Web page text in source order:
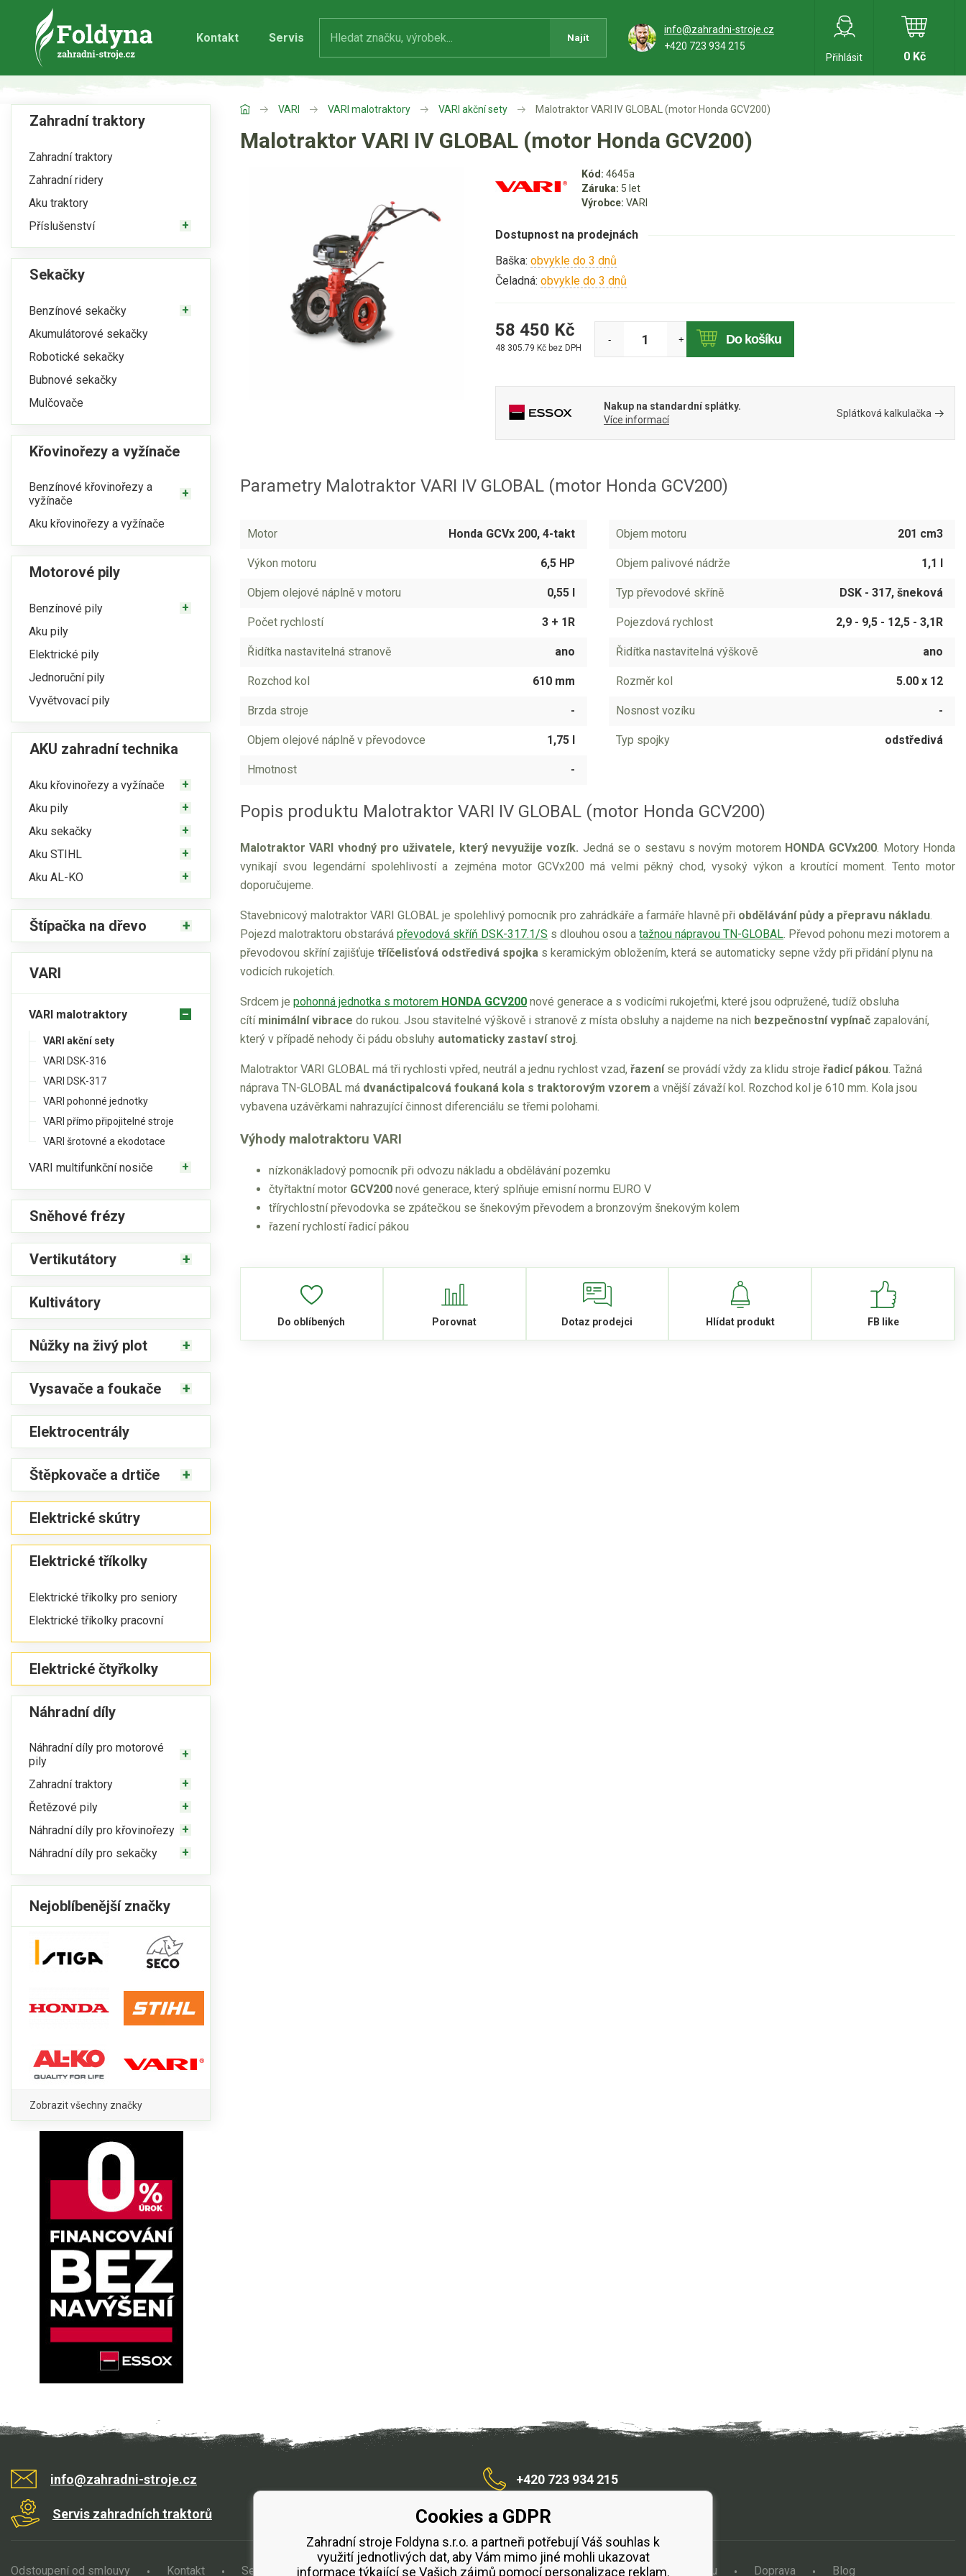
Kontakt Servis Najít
info@zahradni-stroje.cz
+420 723 934 215
Přihlásit
0 Kč
Zahradní traktory
Zahradní traktory
Zahradní ridery
Aku traktory
Příslušenství
Sekačky
Benzínové sekačky
Akumulátorové sekačky
Robotické sekačky
Bubnové sekačky
Mulčovače
Křovinořezy a vyžínače
Benzínové křovinořezy a
vyžínače
Aku křovinořezy a vyžínače
Motorové pily
Benzínové pily
Aku pily
Elektrické pily
Jednoruční pily
Vyvětvovací pily
AKU zahradní technika
Aku křovinořezy a vyžínače
Aku pily
Aku sekačky
Aku STIHL
Aku AL-KO
Štípačka na dřevo
VARI
VARI malotraktory
VARI akční sety
VARI DSK-316
VARI DSK-317
VARI pohonné jednotky
VARI přímo připojitelné stroje
VARI šrotovné a ekodotace
VARI multifunkční nosiče
Sněhové frézy
Vertikutátory
Kultivátory
Nůžky na živý plot
Vysavače a foukače
Elektrocentrály
Štěpkovače a drtiče
Elektrické skútry
Elektrické tříkolky
Elektrické tříkolky pro seniory
Elektrické tříkolky pracovní
Elektrické čtyřkolky
Náhradní díly
Náhradní díly pro motorové
pily
Zahradní traktory
Řetězové pily
Náhradní díly pro křovinořezy
Náhradní díly pro sekačky
Nejoblíbenější značky
Zobrazit všechny značky
VARI VARI malotraktory VARI akční sety Malotraktor VARI IV GLOBAL (motor Honda GCV200)
Malotraktor VARI IV GLOBAL (motor Honda GCV200)
Kód: 4645a
Záruka: 5 let
Výrobce: VARI
Dostupnost na prodejnách
Baška: obvykle do 3 dnů
Čeladná: obvykle do 3 dnů
58 450 Kč
48 305.79 Kč bez DPH
- + Do košíku
Nakup na standardní splátky.
Více informací
Splátková kalkulačka
Parametry Malotraktor VARI IV GLOBAL (motor Honda GCV200)
Motor Honda GCVx 200, 4-takt Objem motoru 201 cm3
Výkon motoru 6,5 HP Objem palivové nádrže 1,1 l
Objem olejové náplně v motoru 0,55 l Typ převodové skříně DSK - 317, šneková
Počet rychlostí 3 + 1R Pojezdová rychlost 2,9 - 9,5 - 12,5 - 3,1R
Řidítka nastavitelná stranově ano Řidítka nastavitelná výškově ano
Rozchod kol 610 mm Rozměr kol 5.00 x 12
Brzda stroje - Nosnost vozíku -
Objem olejové náplně v převodovce 1,75 l Typ spojky odstředivá
Hmotnost -
Popis produktu Malotraktor VARI IV GLOBAL (motor Honda GCV200)
Malotraktor VARI vhodný pro uživatele, který nevyužije vozík. Jedná se o sestavu s novým motorem HONDA GCVx200. Motory Honda
vynikají svou legendární spolehlivostí a zejména motor GCVx200 má velmi pěkný chod, vysoký výkon a kroutící moment. Tento motor
doporučujeme.
Stavebnicový malotraktor VARI GLOBAL je spolehlivý pomocník pro zahrádkáře a farmáře hlavně při obdělávání půdy a přepravu nákladu.
Pojezd malotraktoru obstarává převodová skříň DSK-317.1/S s dlouhou osou a tažnou nápravou TN-GLOBAL. Převod pohonu mezi motorem a
převodovou skříní zajišťuje tříčelisťová odstředivá spojka s keramickým obložením, která se automaticky sepne vždy při přidání plynu na
vodicích rukojetích.
Srdcem je pohonná jednotka s motorem HONDA GCV200 nové generace a s vodicími rukojeťmi, které jsou odpružené, tudíž obsluha
cítí minimální vibrace do rukou. Jsou stavitelné výškově i stranově z místa obsluhy a najdeme na nich bezpečnostní vypínač zapalování,
který v případě nehody či pádu obsluhy automaticky zastaví stroj.
Malotraktor VARI GLOBAL má tři rychlosti vpřed, neutrál a jednu rychlost vzad, řazeníse provádí vždy za klidu stroje řadicí pákou. Tažná
náprava TN-GLOBAL má dvanáctipalcová foukaná kola s traktorovým vzorem a vnější závaží kol. Rozchod kol je 610 mm. Kola jsou
vybavena uzávěrkami nahrazující činnost diferenciálu se třemi polohami.
Výhody malotraktoru VARI
nízkonákladový pomocník při odvozu nákladu a obdělávání pozemku
čtyřtaktní motor GCV200 nové generace, který splňuje emisní normu EURO V
třírychlostní převodovka se zpátečkou se šnekovým převodem a bronzovým šnekovým kolem
řazení rychlostí řadicí pákou
Do oblíbených Porovnat Dotaz prodejci Hlídat produkt FB like
info@zahradni-stroje.cz
Servis zahradních traktorů /zahradnístroje
+420 723 934 215
Odstoupení od smlouvy Kontakt Servis Obchodní podmínky Splátkový prodej ESSOX Půjčovna vertikutátoru Doprava Blog
Cookies a GDPR
Zahradní stroje Foldyna s.r.o. a partneři potřebují Váš souhlas k
využití jednotlivých dat, aby Vám mimo jiné mohli ukazovat
informace týkající se Vašich zájmů pomocí personalizace reklam.